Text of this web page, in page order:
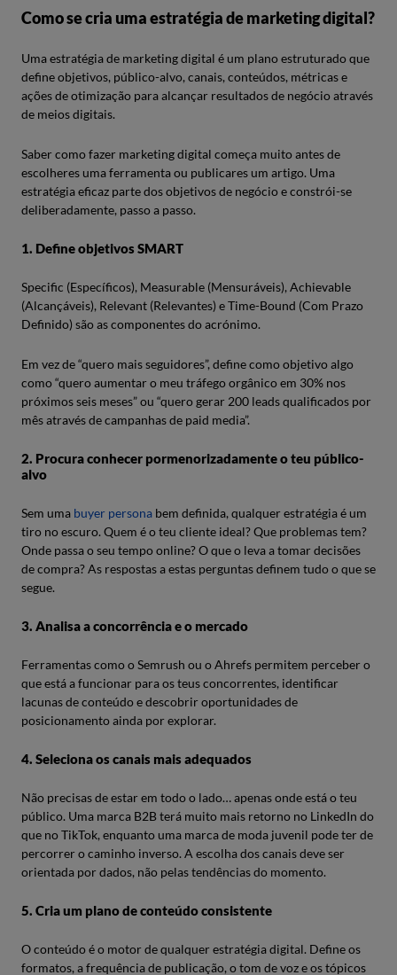
Como se cria uma estratégia de marketing digital?
Uma estratégia de marketing digital é um plano estruturado que
define objetivos, público-alvo, canais, conteúdos, métricas e
ações de otimização para alcançar resultados de negócio através
de meios digitais.
Saber como fazer marketing digital começa muito antes de
escolheres uma ferramenta ou publicares um artigo. Uma
estratégia eficaz parte dos objetivos de negócio e constrói-se
deliberadamente, passo a passo.
1. Define objetivos SMART
Specific (Específicos), Measurable (Mensuráveis), Achievable
(Alcançáveis), Relevant (Relevantes) e Time-Bound (Com Prazo
Definido) são as componentes do acrónimo.
Em vez de “quero mais seguidores”, define como objetivo algo
como “quero aumentar o meu tráfego orgânico em 30% nos
próximos seis meses” ou “quero gerar 200 leads qualificados por
mês através de campanhas de paid media”.
2. Procura conhecer pormenorizadamente o teu público-
alvo
Sem uma buyer persona bem definida, qualquer estratégia é um
tiro no escuro. Quem é o teu cliente ideal? Que problemas tem?
Onde passa o seu tempo online? O que o leva a tomar decisões
de compra? As respostas a estas perguntas definem tudo o que se
segue.
3. Analisa a concorrência e o mercado
Ferramentas como o Semrush ou o Ahrefs permitem perceber o
que está a funcionar para os teus concorrentes, identificar
lacunas de conteúdo e descobrir oportunidades de
posicionamento ainda por explorar.
4. Seleciona os canais mais adequados
Não precisas de estar em todo o lado… apenas onde está o teu
público. Uma marca B2B terá muito mais retorno no LinkedIn do
que no TikTok, enquanto uma marca de moda juvenil pode ter de
percorrer o caminho inverso. A escolha dos canais deve ser
orientada por dados, não pelas tendências do momento.
5. Cria um plano de conteúdo consistente
O conteúdo é o motor de qualquer estratégia digital. Define os
formatos, a frequência de publicação, o tom de voz e os tópicos